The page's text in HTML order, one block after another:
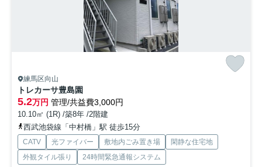
練馬区向山
トレカーサ豊島園
5.2万円 管理/共益費3,000円
10.10㎡ (1R) /築8年 /2階建
西武池袋線「中村橋」駅 徒歩15分
CATV 光ファイバー 敷地内ごみ置き場
閑静な住宅地
外観タイル張り
24時間緊急通報システム